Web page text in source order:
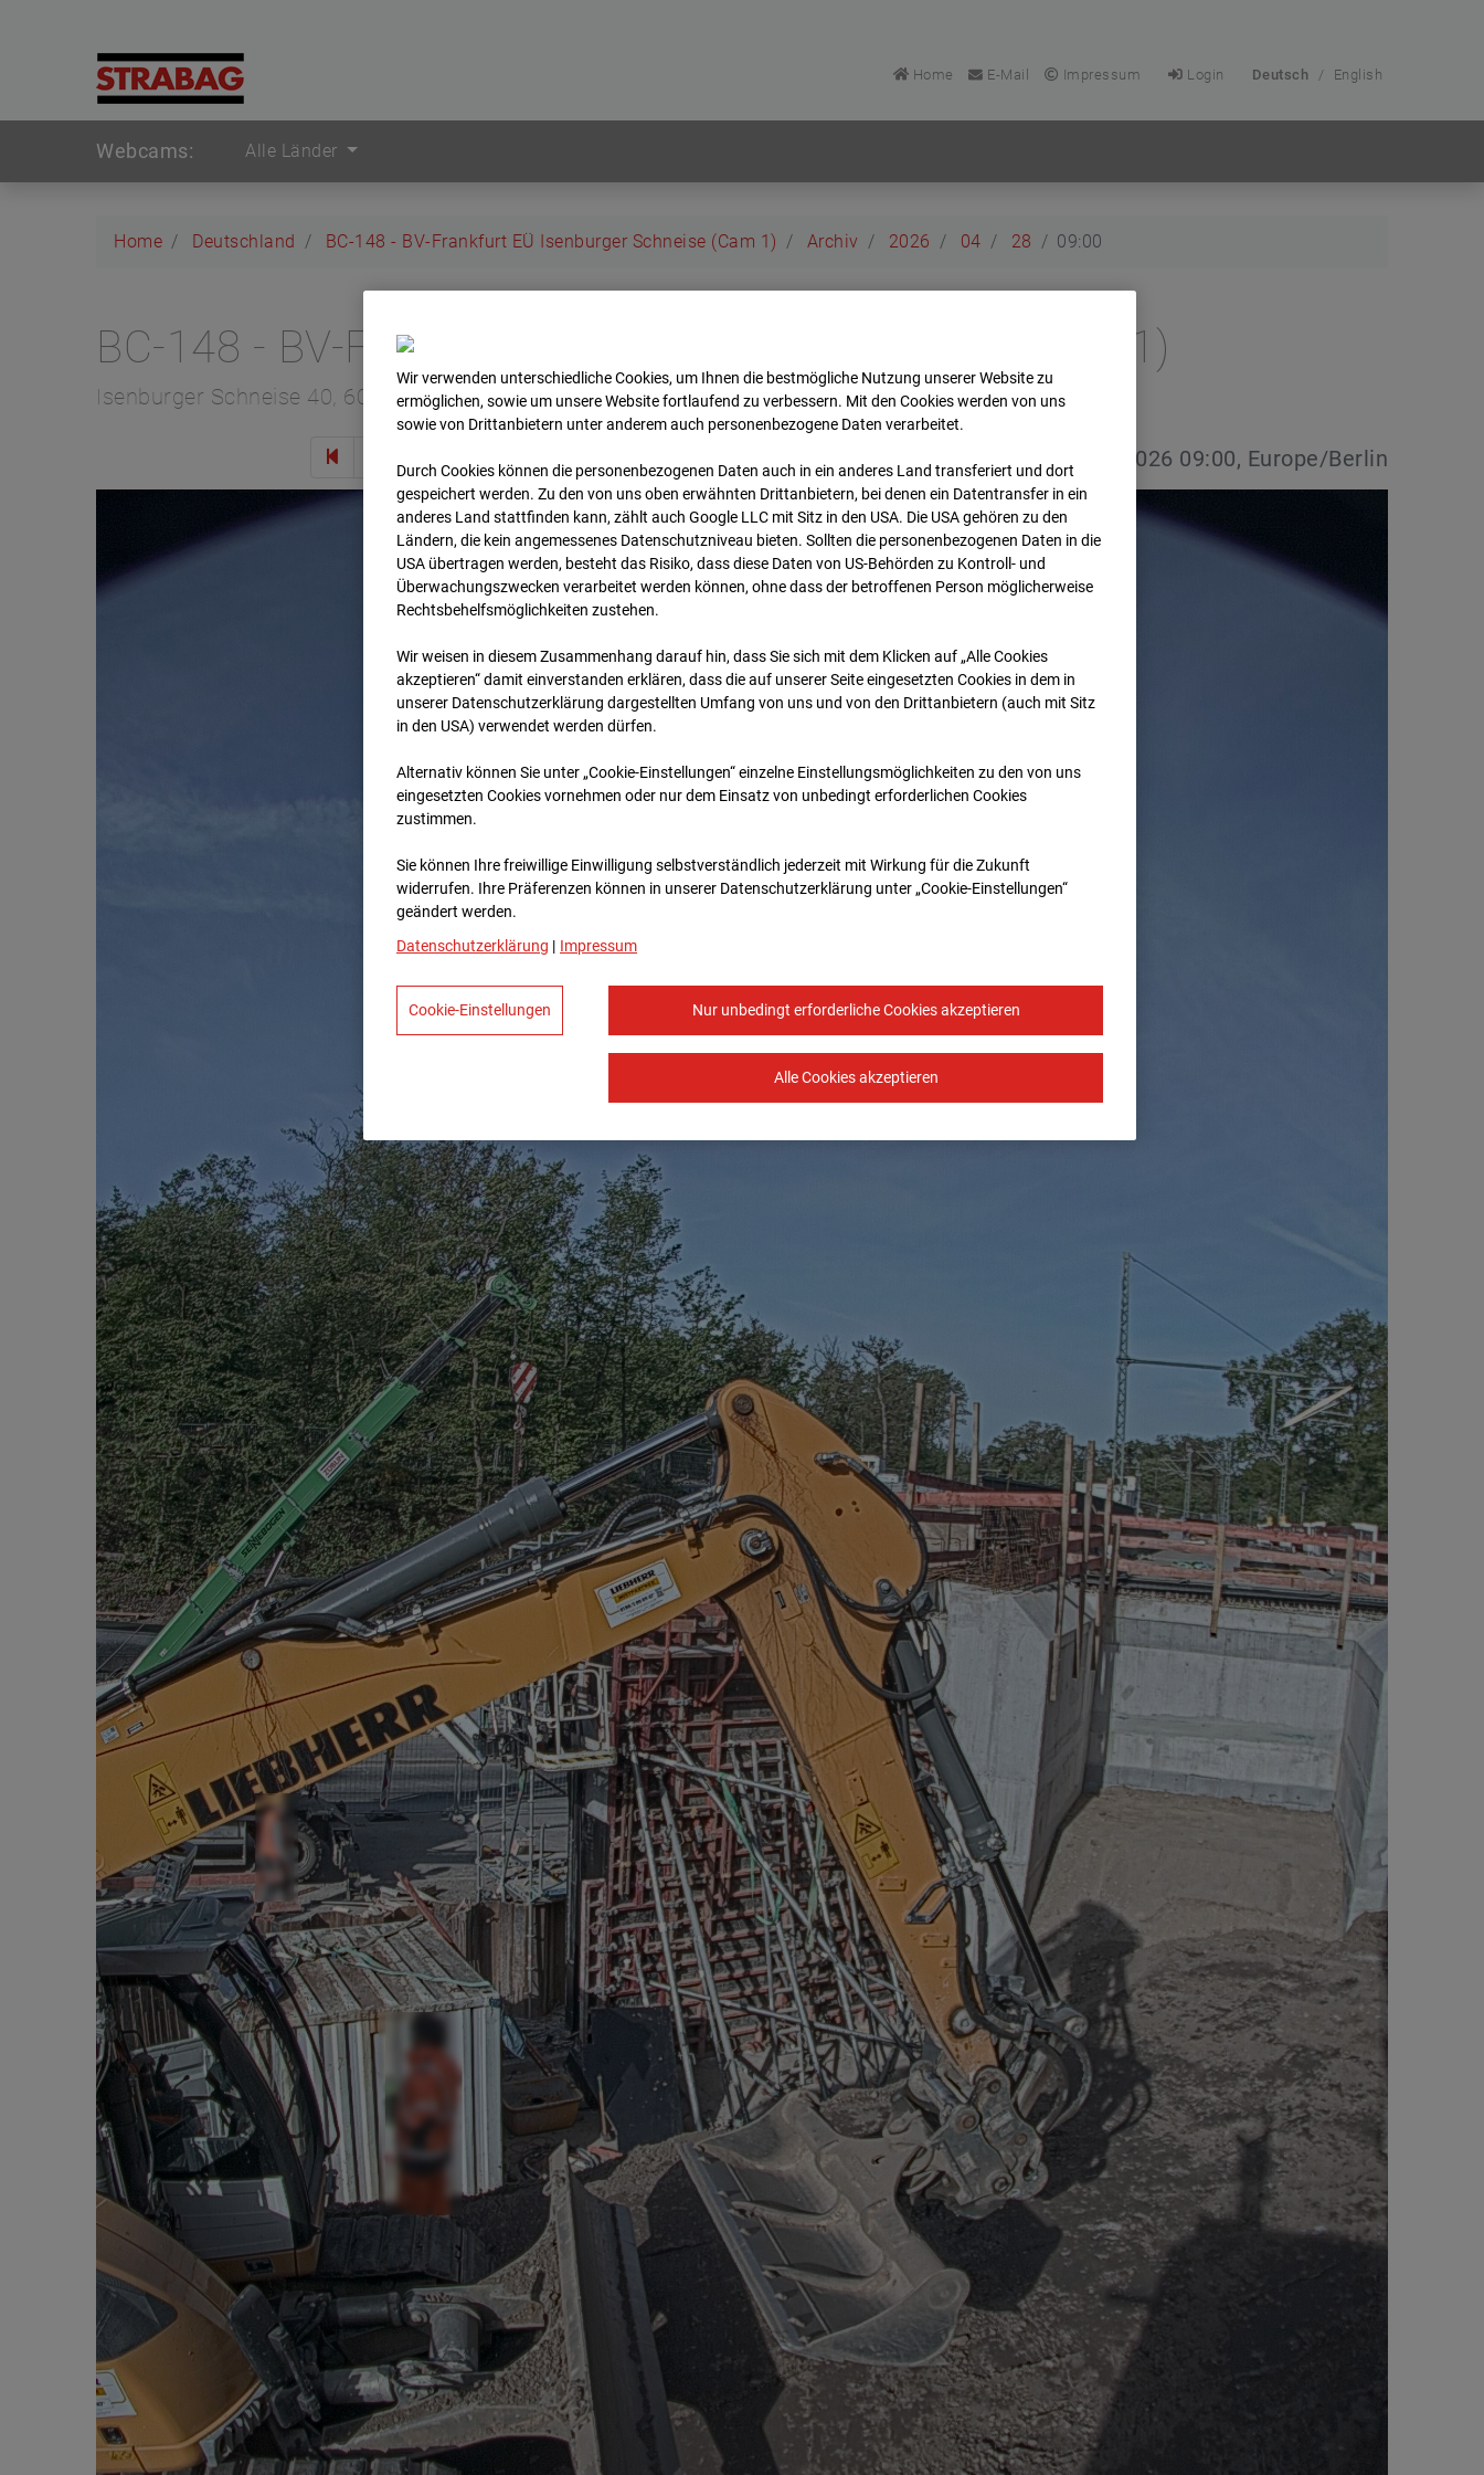
Home E-Mail Impressum Login Deutsch / English
Webcams: Alle Länder
Home Deutschland BC-148 - BV-Frankfurt EÜ Isenburger Schneise (Cam 1) Archiv 2026 04 28 09:00
BC-148 - BV-Frankfurt EÜ Isenburger Schneise (Cam 1)
Isenburger Schneise 40, 60528 Frankfurt
Archivdatum: 28.04.2026 09:00, Europe/Berlin
Wir verwenden unterschiedliche Cookies, um Ihnen die best­mögliche Nutzung unserer Website zu
ermöglichen, sowie um unsere Website fortlaufend zu verbessern. Mit den Cookies werden von uns
sowie von Drittanbietern unter anderem auch personenbezogene Daten verarbeitet.
Durch Cookies können die personenbezogenen Daten auch in ein anderes Land transferiert und dort
gespeichert werden. Zu den von uns oben erwähnten Drittanbietern, bei denen ein Datentransfer in ein
anderes Land stattfinden kann, zählt auch Google LLC mit Sitz in den USA. Die USA gehören zu den
Ländern, die kein angemessenes Datenschutzniveau bieten. Sollten die personenbezogenen Daten in die
USA übertragen werden, besteht das Risiko, dass diese Daten von US-Behörden zu Kontroll- und
Überwachungszwecken verarbeitet werden können, ohne dass der betroffenen Person möglicherweise
Rechtsbehelfsmöglichkeiten zustehen.
Wir weisen in diesem Zusammenhang darauf hin, dass Sie sich mit dem Klicken auf „Alle Cookies
akzeptieren“ damit ein­ver­standen erklären, dass die auf unserer Seite eingesetzten Cookies in dem in
unserer Datenschutzerklärung dargestellten Umfang von uns und von den Drittanbietern (auch mit Sitz
in den USA) verwendet werden dürfen.
Alternativ können Sie unter „Cookie-Einstellungen“ einzelne Einstellungsmöglichkeiten zu den von uns
eingesetzten Cookies vornehmen oder nur dem Einsatz von unbedingt erforderlichen Cookies
zustimmen.
Sie können Ihre freiwillige Einwilligung selbstverständlich jederzeit mit Wirkung für die Zukunft
widerrufen. Ihre Prä­fe­renzen können in unserer Datenschutzerklärung unter „Cookie-Einstellungen“
geändert werden.
Datenschutzerklärung | Impressum
Nur unbedingt erforderliche Cookies akzeptieren
Alle Cookies akzeptieren
Cookie-Einstellungen